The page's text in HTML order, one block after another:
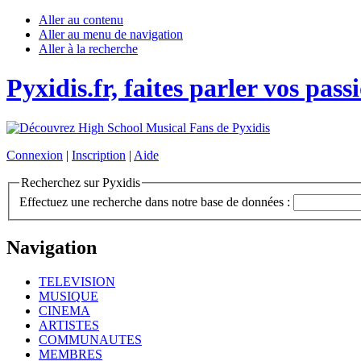
Aller au contenu
Aller au menu de navigation
Aller à la recherche
Pyxidis.fr, faites parler vos
Connexion | Inscription | Aide
Recherchez sur Pyxidis
Effectuez une recherche dans notre base de données :
Navigation
TELEVISION
MUSIQUE
CINEMA
ARTISTES
COMMUNAUTES
MEMBRES